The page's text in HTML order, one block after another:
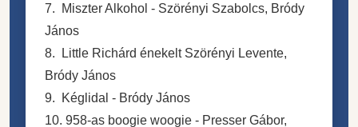
7. Miszter Alkohol - Szörényi Szabolcs, Bródy
János
8. Little Richárd énekelt Szörényi Levente,
Bródy János
9. Kéglidal - Bródy János
10. 958-as boogie woogie - Presser Gábor,